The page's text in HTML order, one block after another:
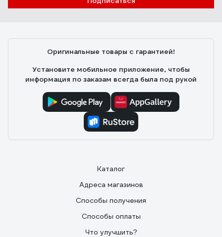
Оригинальные товары с гарантией!
Установите мобильное приложение, чтобы
информация по заказам всегда была под рукой
Каталог
Адреса магазинов
Способы получения
Способы оплаты
Что улучшить?